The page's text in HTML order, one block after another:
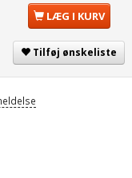
LÆG I KURV
Tilføj ønskeliste